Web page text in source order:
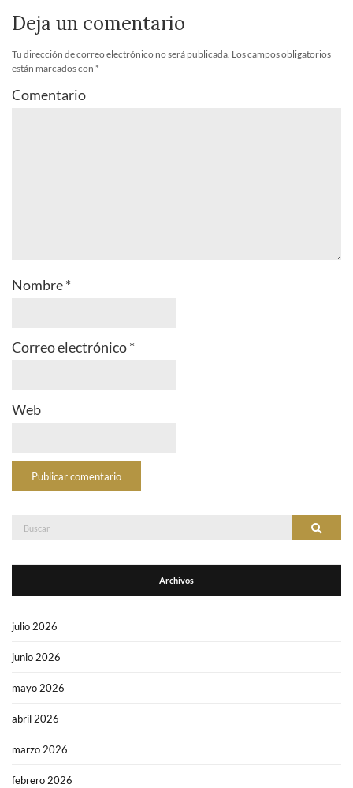
Deja un comentario
Tu dirección de correo electrónico no será publicada. Los campos obligatorios
están marcados con *
Comentario
Nombre*
Correo electrónico*
Web
Buscar
Archivos
julio 2026
junio 2026
mayo 2026
abril 2026
marzo 2026
febrero 2026